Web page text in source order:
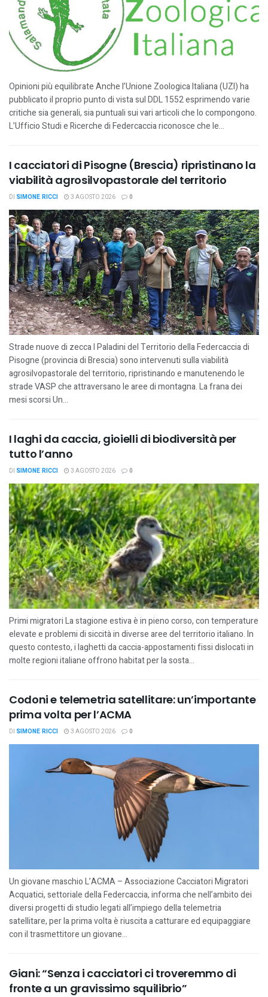
Opinioni più equilibrate Anche l’Unione Zoologica Italiana (UZI) ha
pubblicato il proprio punto di vista sul DDL 1552 esprimendo varie
critiche sia generali, sia puntuali sui vari articoli che lo compongono.
L’Ufficio Studi e Ricerche di Federcaccia riconosce che le...
I cacciatori di Pisogne (Brescia) ripristinano la
viabilità agrosilvopastorale del territorio
DI SIMONE RICCI 3 AGOSTO 2026 0
Strade nuove di zecca I Paladini del Territorio della Federcaccia di
Pisogne (provincia di Brescia) sono intervenuti sulla viabilità
agrosilvopastorale del territorio, ripristinando e manutenendo le
strade VASP che attraversano le aree di montagna. La frana dei
mesi scorsi Un...
I laghi da caccia, gioielli di biodiversità per
tutto l’anno
DI SIMONE RICCI 3 AGOSTO 2026 0
Primi migratori La stagione estiva è in pieno corso, con temperature
elevate e problemi di siccità in diverse aree del territorio italiano. In
questo contesto, i laghetti da caccia-appostamenti fissi dislocati in
molte regioni italiane offrono habitat per la sosta...
Codoni e telemetria satellitare: un’importante
prima volta per l’ACMA
DI SIMONE RICCI 3 AGOSTO 2026 0
Un giovane maschio L’ACMA – Associazione Cacciatori Migratori
Acquatici, settoriale della Federcaccia, informa che nell’ambito dei
diversi progetti di studio legati all’impiego della telemetria
satellitare, per la prima volta è riuscita a catturare ed equipaggiare
con il trasmettitore un giovane...
Giani: “Senza i cacciatori ci troveremmo di
fronte a un gravissimo squilibrio”